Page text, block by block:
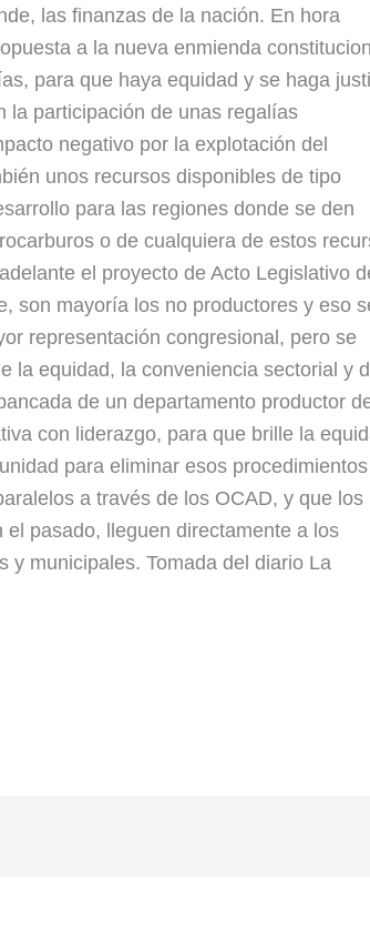
las finanzas de la nación. En hora
a la nueva enmienda
para que haya equidad y se haga
la participación de unas regalías
negativo por la explotación del
unos recursos disponibles de tipo
para las regiones donde se den
o de cualquiera de estos
el proyecto de Acto Legislativo
son mayoría los no productores y eso
representación congresional, pero se
la equidad, la conveniencia sectorial y
de un departamento productor
con liderazgo, para que brille la
para eliminar esos procedimientos
a través de los OCAD, y que los
pasado, lleguen directamente a los
y municipales. Tomada del diario La